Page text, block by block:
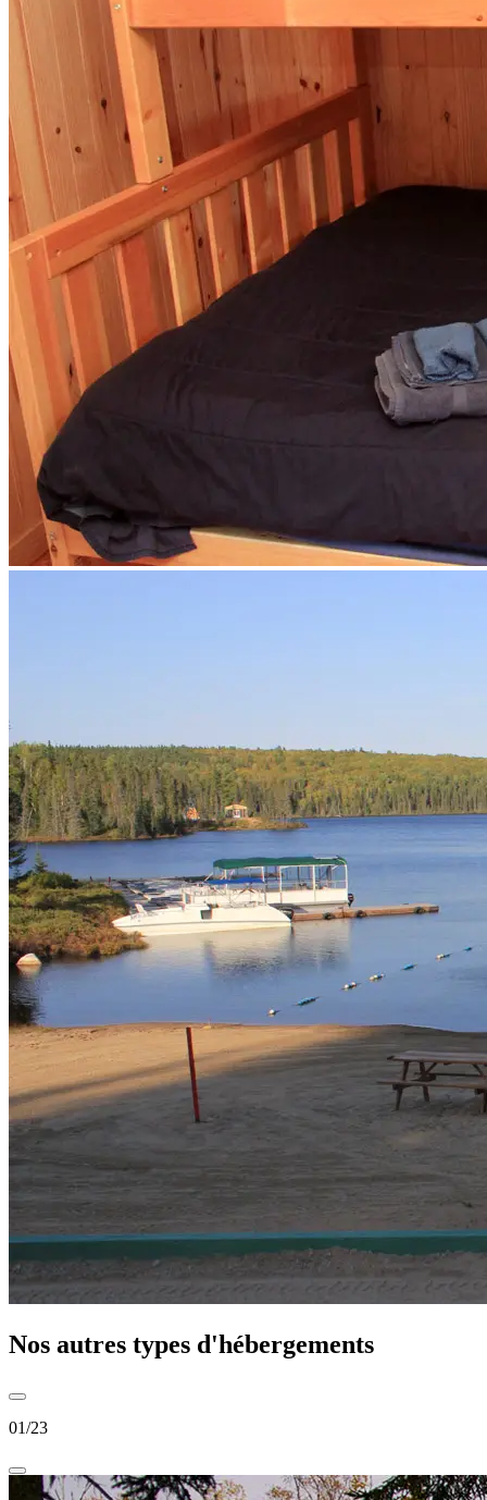
Nos autres types d'hébergements
01/23